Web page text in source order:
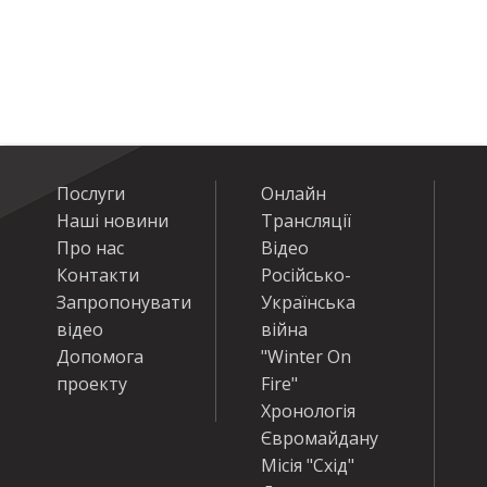
Послуги
Наші новини
Про нас
Контакти
Запропонувати
відео
Допомога
проекту
Онлайн
Трансляції
Відео
Російсько-
Українська
війна
"Winter On
Fire"
Хронологія
Євромайдану
Місія "Схід"